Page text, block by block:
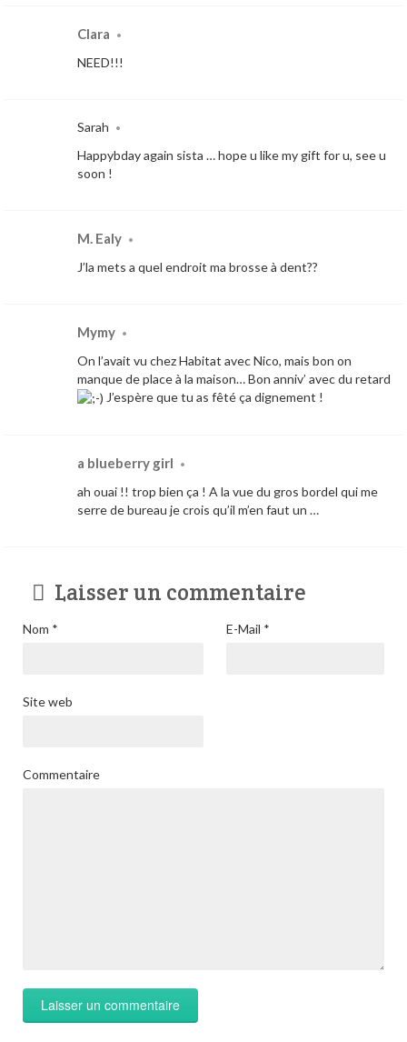
Clara •
NEED!!!
Sarah •
Happybday again sista … hope u like my gift for u, see u
soon !
M. Ealy •
J’la mets a quel endroit ma brosse à dent??
Mymy •
On l’avait vu chez Habitat avec Nico, mais bon on
manque de place à la maison… Bon anniv’ avec du retard
J’espère que tu as fêté ça dignement !
a blueberry girl •
ah ouai !! trop bien ça ! A la vue du gros bordel qui me
serre de bureau je crois qu’il m’en faut un …
Laisser un commentaire
Nom * E-Mail *
Site web
Commentaire